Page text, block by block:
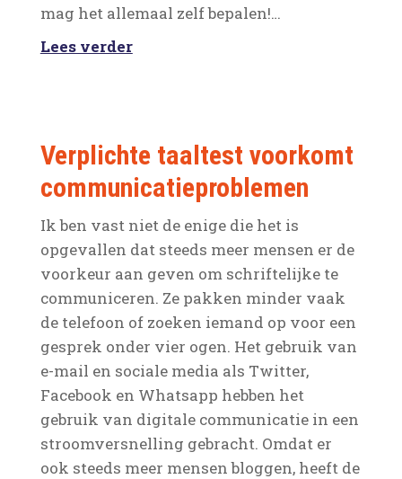
mag het allemaal zelf bepalen!…
Lees verder
Verplichte taaltest voorkomt
communicatieproblemen
Ik ben vast niet de enige die het is
opgevallen dat steeds meer mensen er de
voorkeur aan geven om schriftelijke te
communiceren. Ze pakken minder vaak
de telefoon of zoeken iemand op voor een
gesprek onder vier ogen. Het gebruik van
e-mail en sociale media als Twitter,
Facebook en Whatsapp hebben het
gebruik van digitale communicatie in een
stroomversnelling gebracht. Omdat er
ook steeds meer mensen bloggen, heeft de